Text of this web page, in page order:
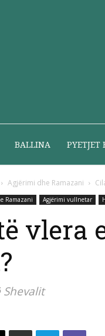
BALLINA PYETJET
Agjërimi dhe Ramazani
Ramazani Agjërimi vullnetar
vlera